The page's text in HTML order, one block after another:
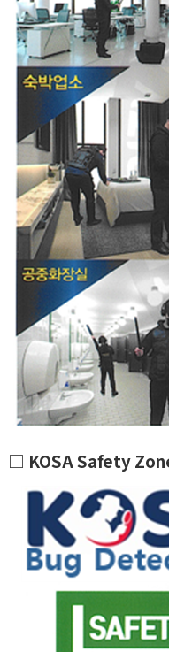
□ KOSA Safety